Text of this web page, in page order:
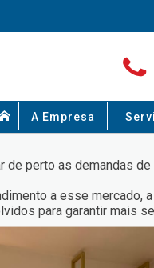
A Empresa
de perto as demandas
a esse mercado,
para garantir mais